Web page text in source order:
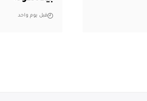
قبل يوم واحد